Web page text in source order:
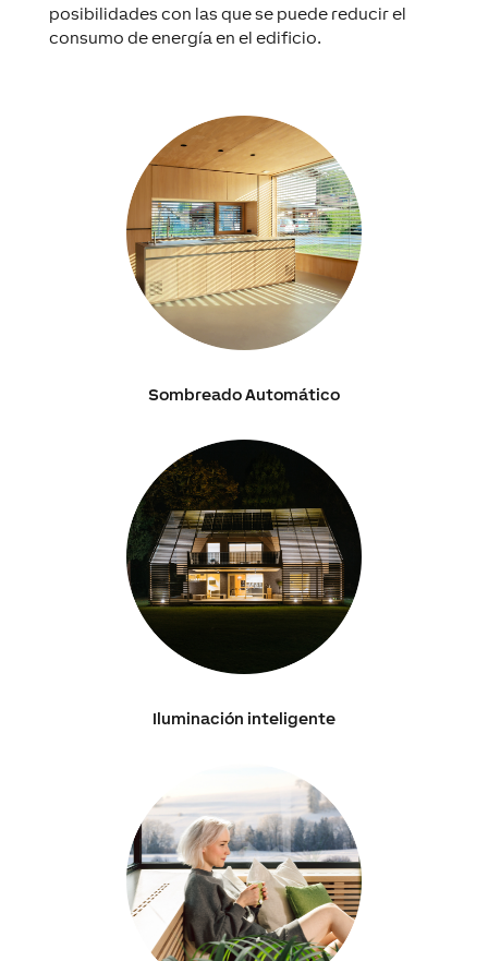
posibilidades con las que se puede reducir el
consumo de energía en el edificio.
Sombreado Automático
Iluminación inteligente